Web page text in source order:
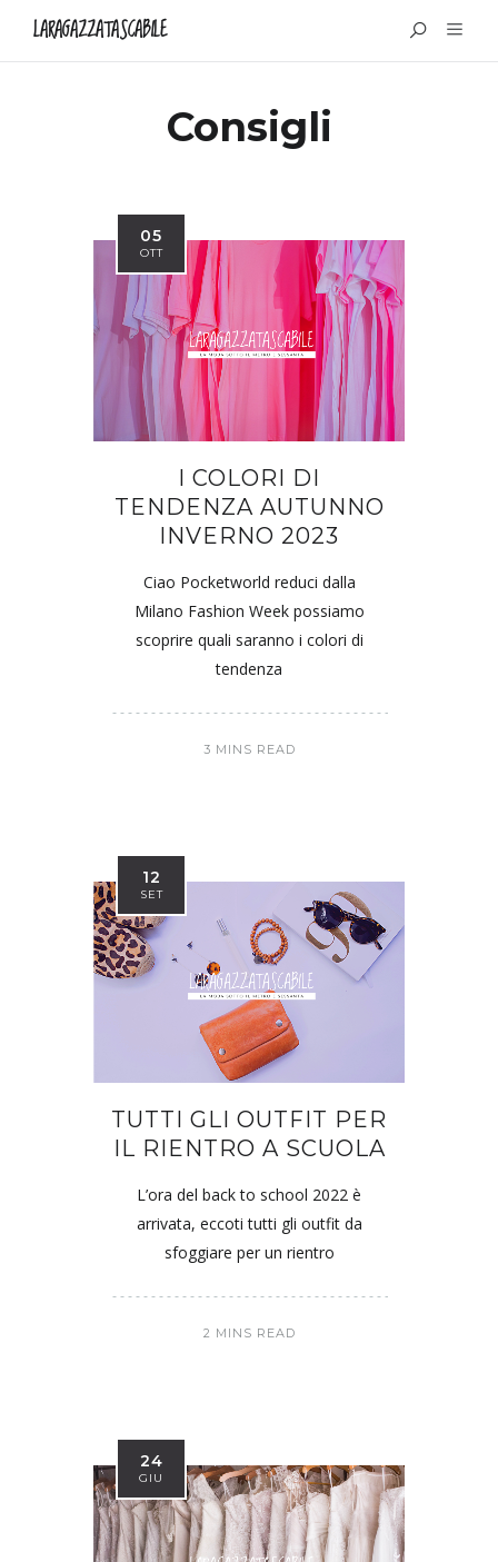
LARAGAZZATASCABILE
Consigli
05
OTT
I COLORI DI
TENDENZA AUTUNNO
INVERNO 2023
Ciao Pocketworld reduci dalla
Milano Fashion Week possiamo
scoprire quali saranno i colori di
tendenza
3 MINS READ
12
SET
TUTTI GLI OUTFIT PER
IL RIENTRO A SCUOLA
L’ora del back to school 2022 è
arrivata, eccoti tutti gli outfit da
sfoggiare per un rientro
2 MINS READ
24
GIU